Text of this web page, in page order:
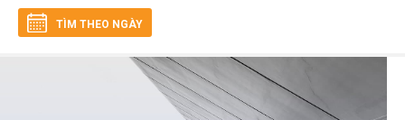
TÌM THEO NGÀY